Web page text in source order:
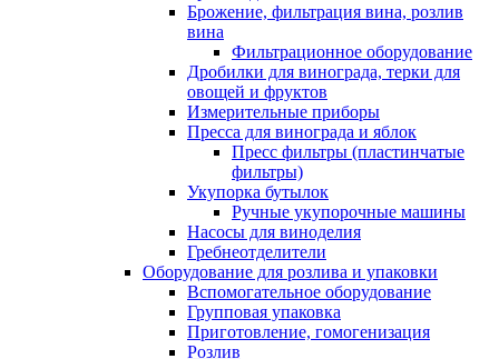
Брожение, фильтрация вина, розлив
вина
Фильтрационное оборудование
Дробилки для винограда, терки для
овощей и фруктов
Измерительные приборы
Пресса для винограда и яблок
Пресс фильтры (пластинчатые
фильтры)
Укупорка бутылок
Ручные укупорочные машины
Насосы для виноделия
Гребнеотделители
Оборудование для розлива и упаковки
Вспомогательное оборудование
Групповая упаковка
Приготовление, гомогенизация
Розлив